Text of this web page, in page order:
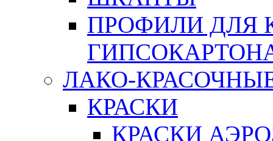
ПРОФИЛИ ДЛЯ
ЛАКО-
КРАСКИ
КРАСКИ